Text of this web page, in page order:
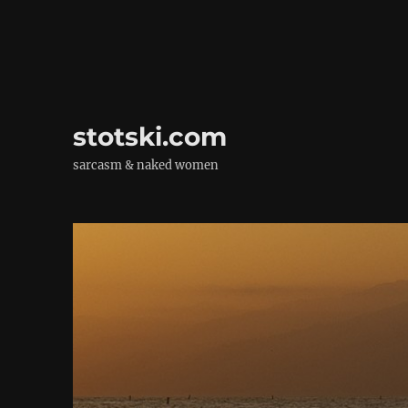
stotski.com
sarcasm & naked women